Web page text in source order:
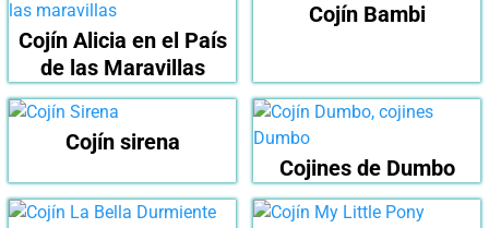
Cojín Alicia en el País
de las Maravillas
Cojín Bambi
Cojín sirena
Cojines de Dumbo